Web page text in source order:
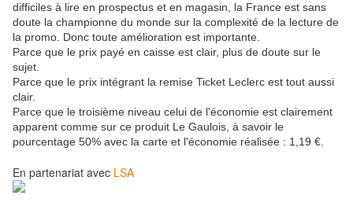
difficiles à lire en prospectus et en magasin, la France est sans
doute la championne du monde sur la complexité de la lecture de
la promo. Donc toute amélioration est importante.
Parce que le prix payé en caisse est clair, plus de doute sur le
sujet.
Parce que le prix intégrant la remise Ticket Leclerc est tout aussi
clair.
Parce que le troisième niveau celui de l'économie est clairement
apparent comme sur ce produit Le Gaulois, à savoir le
pourcentage 50% avec la carte et l'économie réalisée : 1,19 €.
En partenariat avec LSA